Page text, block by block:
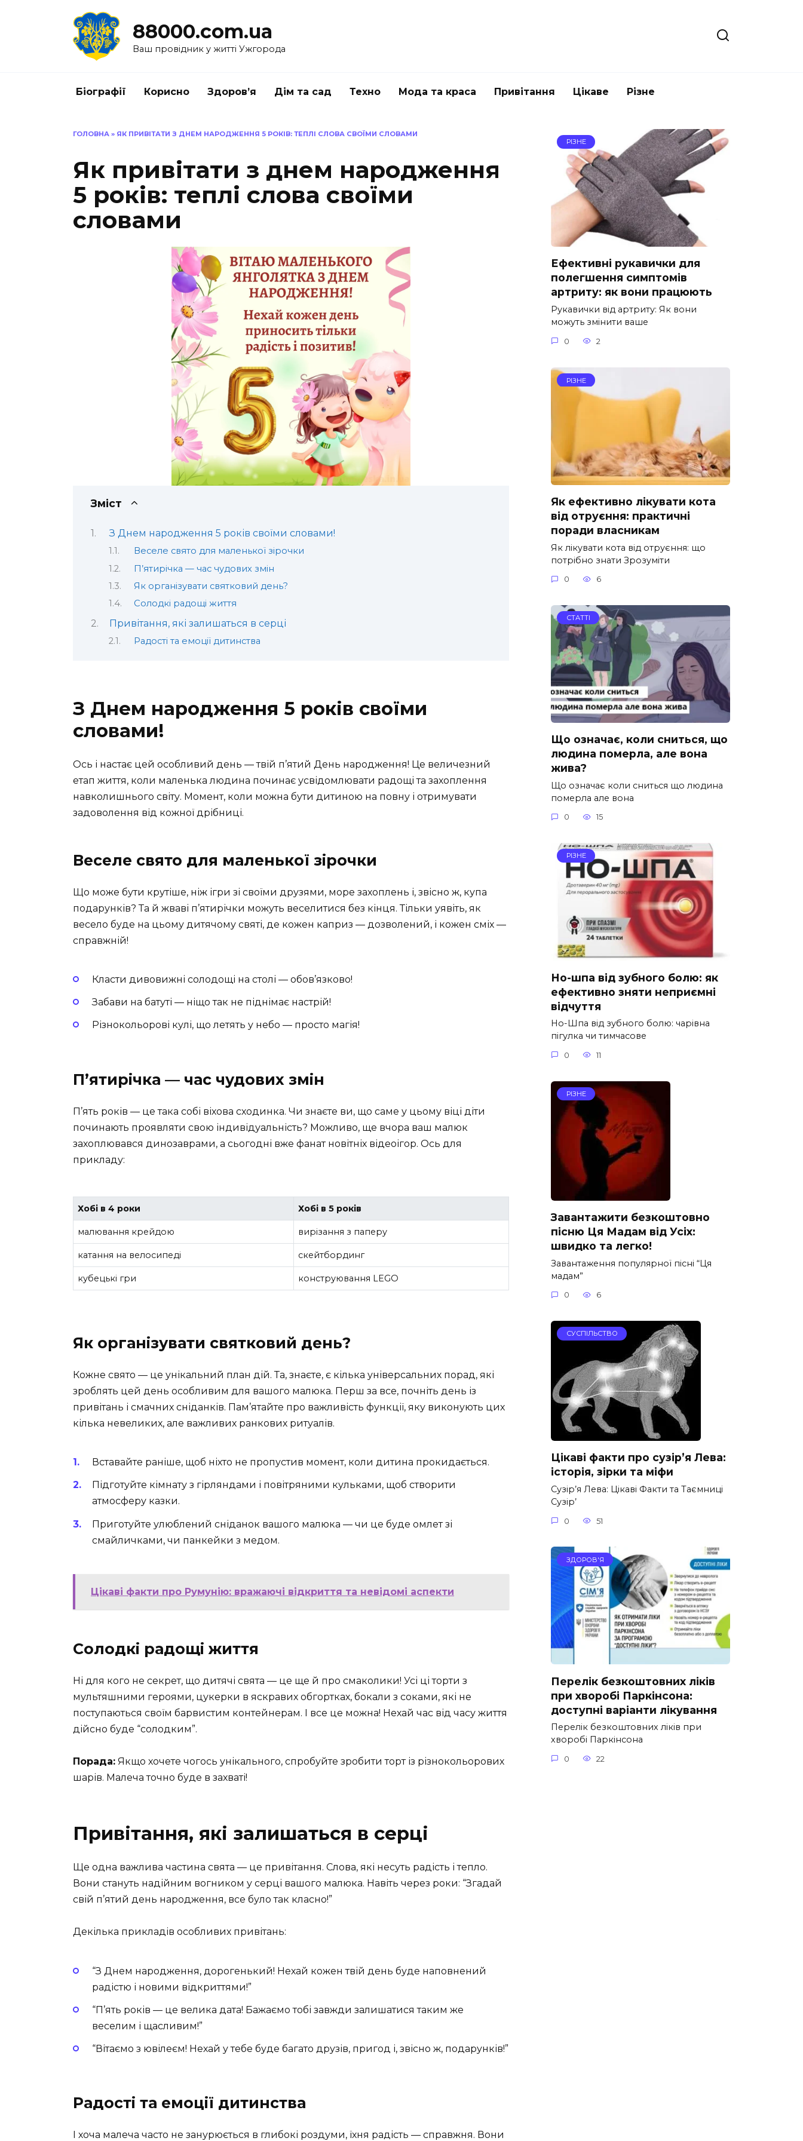
88000.com.ua
Ваш провідник у житті Ужгорода
Біографії Корисно Здоров’я Дім та сад Техно Мода та краса Привітання Цікаве Різне
ГОЛОВНА » ЯК ПРИВІТАТИ З ДНЕМ НАРОДЖЕННЯ 5 РОКІВ: ТЕПЛІ СЛОВА СВОЇМИ СЛОВАМИ
Як привітати з днем народження
5 років: теплі слова своїми
словами
Зміст
З Днем народження 5 років своїми словами!
Веселе свято для маленької зірочки
П’ятирічка — час чудових змін
Як організувати святковий день?
Солодкі радощі життя
Привітання, які залишаться в серці
Радості та емоції дитинства
З Днем народження 5 років своїми
словами!
Ось і настає цей особливий день — твій п’ятий День народження! Це величезний
етап життя, коли маленька людина починає усвідомлювати радощі та захоплення
навколишнього світу. Момент, коли можна бути дитиною на повну і отримувати
задоволення від кожної дрібниці.
Веселе свято для маленької зірочки
Що може бути крутіше, ніж ігри зі своїми друзями, море захоплень і, звісно ж, купа
подарунків? Та й жваві п’ятирічки можуть веселитися без кінця. Тільки уявіть, як
весело буде на цьому дитячому святі, де кожен каприз — дозволений, і кожен сміх —
справжній!
Класти дивовижні солодощі на столі — обов’язково!
Забави на батуті — ніщо так не піднімає настрій!
Різнокольорові кулі, що летять у небо — просто магія!
П’ятирічка — час чудових змін
П’ять років — це така собі віхова сходинка. Чи знаєте ви, що саме у цьому віці діти
починають проявляти свою індивідуальність? Можливо, ще вчора ваш малюк
захоплювався динозаврами, а сьогодні вже фанат новітніх відеоігор. Ось для
прикладу:
Хобі в 4 роки Хобі в 5 років
малювання крейдою вирізання з паперу
катання на велосипеді скейтбординг
кубецькі гри конструювання LEGO
Як організувати святковий день?
Кожне свято — це унікальний план дій. Та, знаєте, є кілька універсальних порад, які
зроблять цей день особливим для вашого малюка. Перш за все, почніть день із
привітань і смачних сніданків. Пам’ятайте про важливість функції, яку виконують цих
кілька невеликих, але важливих ранкових ритуалів.
Вставайте раніше, щоб ніхто не пропустив момент, коли дитина прокидається.
Підготуйте кімнату з гірляндами і повітряними кульками, щоб створити
атмосферу казки.
Приготуйте улюблений сніданок вашого малюка — чи це буде омлет зі
смайличками, чи панкейки з медом.
Цікаві факти про Румунію: вражаючі відкриття та невідомі аспекти
Солодкі радощі життя
Ні для кого не секрет, що дитячі свята — це ще й про смаколики! Усі ці торти з
мультяшними героями, цукерки в яскравих обгортках, бокали з соками, які не
поступаються своїм барвистим контейнерам. І все це можна! Нехай час від часу життя
дійсно буде “солодким”.
Порада: Якщо хочете чогось унікального, спробуйте зробити торт із різнокольорових
шарів. Малеча точно буде в захваті!
Привітання, які залишаться в серці
Ще одна важлива частина свята — це привітання. Слова, які несуть радість і тепло.
Вони стануть надійним вогником у серці вашого малюка. Навіть через роки: “Згадай
свій п’ятий день народження, все було так класно!”
Декілька прикладів особливих привітань:
“З Днем народження, дорогенький! Нехай кожен твій день буде наповнений
радістю і новими відкриттями!”
“П’ять років — це велика дата! Бажаємо тобі завжди залишатися таким же
веселим і щасливим!”
“Вітаємо з ювілеєм! Нехай у тебе буде багато друзів, пригод і, звісно ж, подарунків!”
Радості та емоції дитинства
І хоча малеча часто не занурюється в глибокі роздуми, їхня радість — справжня. Вони
РІЗНЕ
Ефективні рукавички для
полегшення симптомів
артриту: як вони працюють
Рукавички від артриту: Як вони
можуть змінити ваше
0 2
РІЗНЕ
Як ефективно лікувати кота
від отруєння: практичні
поради власникам
Як лікувати кота від отруєння: що
потрібно знати Зрозуміти
0 6
СТАТТІ
Що означає, коли сниться, що
людина померла, але вона
жива?
Що означає коли сниться що людина
померла але вона
0 15
РІЗНЕ
Но-шпа від зубного болю: як
ефективно зняти неприємні
відчуття
Но-Шпа від зубного болю: чарівна
пігулка чи тимчасове
0 11
РІЗНЕ
Завантажити безкоштовно
пісню Ця Мадам від Усіх:
швидко та легко!
Завантаження популярної пісні “Ця
мадам”
0 6
СУСПІЛЬСТВО
Цікаві факти про сузір’я Лева:
історія, зірки та міфи
Сузір’я Лева: Цікаві Факти та Таємниці
Сузір’
0 51
ЗДОРОВ'Я
Перелік безкоштовних ліків
при хворобі Паркінсона:
доступні варіанти лікування
Перелік безкоштовних ліків при
хворобі Паркінсона
0 22